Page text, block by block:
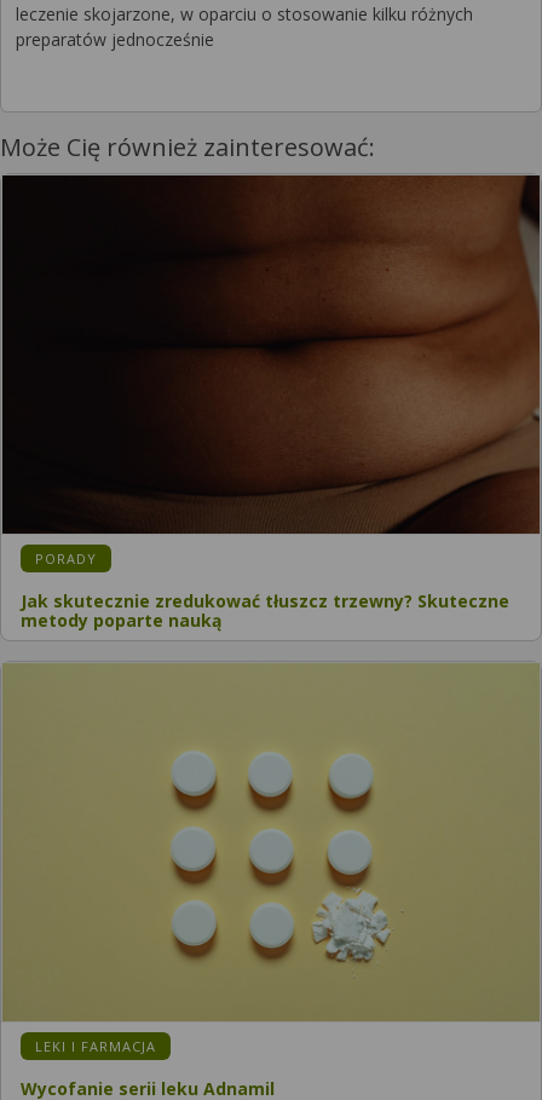
leczenie skojarzone, w oparciu o stosowanie kilku różnych
preparatów jednocześnie
Może Cię również zainteresować:
PORADY
Jak skutecznie zredukować tłuszcz trzewny? Skuteczne
metody poparte nauką
LEKI I FARMACJA
Wycofanie serii leku Adnamil